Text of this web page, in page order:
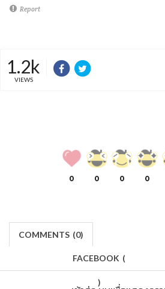
Report
1.2k
VIEWS
0 0 0 0
COMMENTS (0)
FACEBOOK (
)